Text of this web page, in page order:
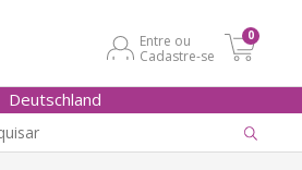
Entre ou
Cadastre-se
0
Deutschland